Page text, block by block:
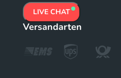
LIVE CHAT
Versandarten